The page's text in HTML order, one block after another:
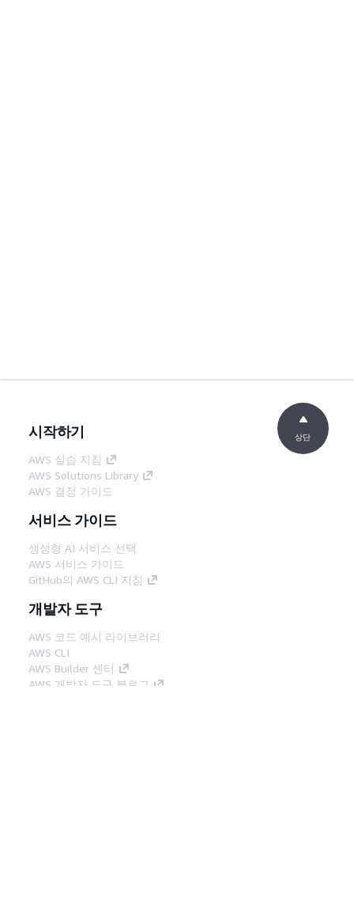
시작하기
AWS 실습 지침
AWS Solutions Library
AWS 결정 가이드
서비스 가이드
생성형 AI 서비스 선택
AWS 서비스 가이드
GitHub의 AWS CLI 지침
개발자 도구
AWS 코드 예시 라이브러리
AWS CLI
AWS Builder 센터
AWS 개발자 도구 블로그
상단